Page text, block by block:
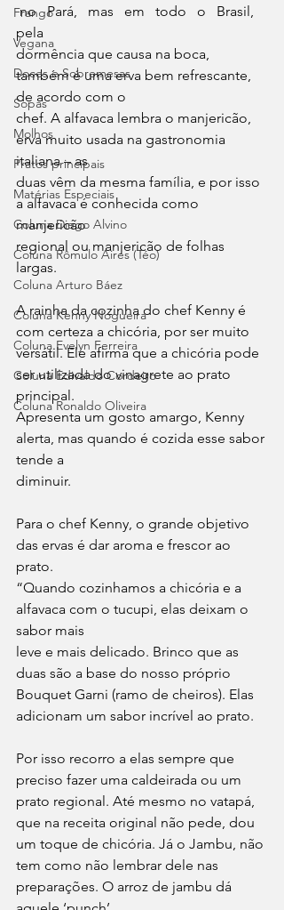
Frango
Vegana
Doces e Sobremesas
Sopas
Molhos
Pratos principais
Matérias Especiais
Coluna Diego Alvino
Coluna Rômulo Aires (Téo)
Coluna Arturo Báez
Coluna Kenny Nogueira
Coluna Evelyn Ferreira
Coluna Edivaldo Cordeiro
Coluna Ronaldo Oliveira
no   Pará,   mas   em   todo   o   Brasil,
pela
dormência que causa na boca,
também é uma erva bem refrescante,
de acordo com o
chef. A alfavaca lembra o manjericão,
erva muito usada na gastronomia
italiana – as
duas vêm da mesma família, e por isso
a alfavaca é conhecida como
manjericão
regional ou manjericão de folhas
largas.
A rainha da cozinha do chef Kenny é
com certeza a chicória, por ser muito
versátil. Ele afirma que a chicória pode
ser utilizada do vinagrete ao prato
principal.
Apresenta um gosto amargo, Kenny
alerta, mas quando é cozida esse sabor
tende a
diminuir.
Para o chef Kenny, o grande objetivo
das ervas é dar aroma e frescor ao
prato.
“Quando cozinhamos a chicória e a
alfavaca com o tucupi, elas deixam o
sabor mais
leve e mais delicado. Brinco que as
duas são a base do nosso próprio
Bouquet Garni (ramo de cheiros). Elas
adicionam um sabor incrível ao prato.
Por isso recorro a elas sempre que
preciso fazer uma caldeirada ou um
prato regional. Até mesmo no vatapá,
que na receita original não pede, dou
um toque de chicória. Já o Jambu, não
tem como não lembrar dele nas
preparações. O arroz de jambu dá